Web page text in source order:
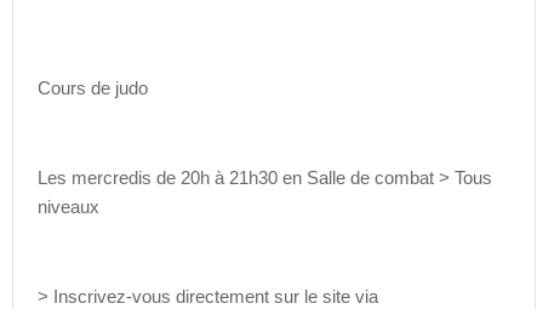
Cours de judo
Les mercredis de 20h à 21h30 en Salle de combat > Tous
niveaux
> Inscrivez-vous directement sur le site via